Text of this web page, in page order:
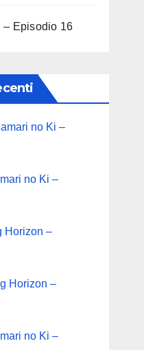
– Episodio 16
no Ki –
no Ki –
Horizon –
Horizon –
no Ki –